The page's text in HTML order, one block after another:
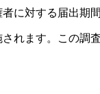
に対する届出期
れます。この